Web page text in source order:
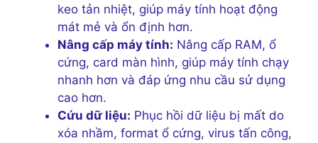
keo tản nhiệt, giúp máy tính hoạt động
mát mẻ và ổn định hơn.
Nâng cấp máy tính: Nâng cấp RAM, ổ
cứng, card màn hình, giúp máy tính chạy
nhanh hơn và đáp ứng nhu cầu sử dụng
cao hơn.
Cứu dữ liệu: Phục hồi dữ liệu bị mất do
xóa nhầm, format ổ cứng, virus tấn công,